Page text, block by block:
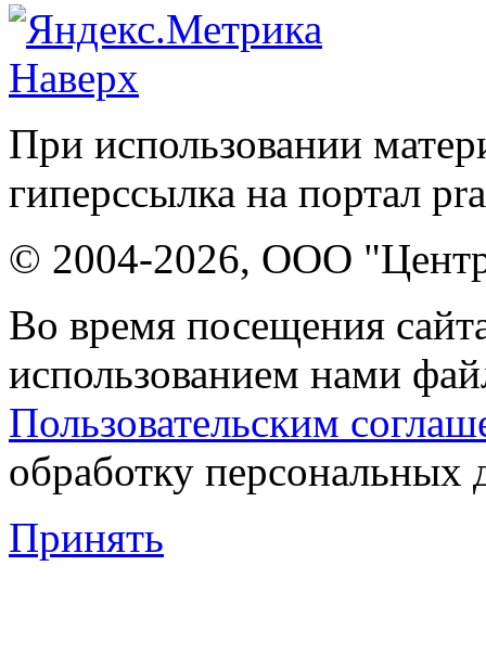
Наверх
При использовании
гиперссылка на портал
© 2004-2026, ООО "Центр
Во время посещения
использованием нами
Пользовательским
обработку персональных
Принять